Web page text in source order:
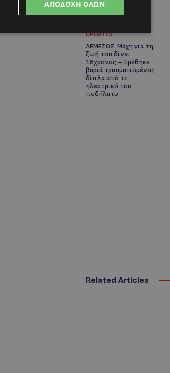
προϋποθέσεις το
Κίνημα Οικολόγων
UPDATES
ΛΕΜΕΣΟΣ: Μάχη για τη
ζωή του δίνει
18χρονος – Βρέθηκε
βαριά τραυματισμένος
δίπλα από το
ηλεκτρικό του
ποδήλατο
Related Articles
ΑΠΟΔΟΧΉ ΌΛΩΝ